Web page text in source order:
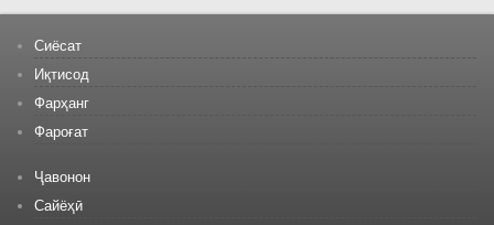
Сиёсат
Иқтисод
Фарҳанг
Фароғат
Ҷавонон
Сайёҳӣ